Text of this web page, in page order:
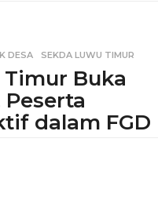
DESA ,SEKDA LUWU TIMUR
Buka
Peserta
dalam FGD